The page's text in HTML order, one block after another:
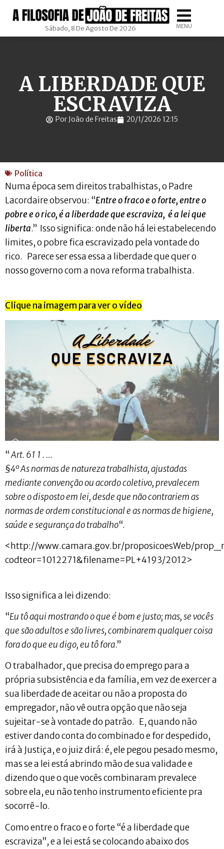
Sábado, 8 De Agosto De 2026 MENU
A LIBERDADE QUE
ESCRAVIZA
Por João de Freitas 20/1/2026 12:15
Política
Numa época sem direitos trabalhistas, o Padre
Lacordaire observou: “Entre o fraco e o forte, entre o
pobre e o rico, é a liberdade que escraviza, é a lei que
liberta.” Isso significa: onde não há lei estabelecendo
limites, o pobre fica escravizado pela vontade do
rico. Parece ser essa essa a liberdade que quer o
nosso governo com a nova reforma trabalhista.
Clique na imagem para ver o vídeo
“Art. 61 1 . …
§4º As normas de natureza trabalhista, ajustadas
mediante convenção ou acordo coletivo, prevalecem
sobre o disposto em lei, desde que não contrariem as
normas de ordem constitucional e as normas de higiene,
saúde e segurança do trabalho“.
<http://www.camara.gov.br/proposicoesWeb/
codteor=1012271&filename=PL+4193/2012>
Isso significa a lei dizendo:
“Eu tô aqui mostrando o que é bom e justo; mas, se vocês
que são adultos e são livres, combinarem qualquer coisa
fora do que eu digo, eu tô fora.”
O trabalhador, que precisa do emprego para a
própria subsistência e da família, em vez de exercer a
sua liberdade de aceitar ou não a proposta do
empregador, não vê outra opção que não seja
sujeitar-se à vontade do patrão. E, quando não
estiver dando conta do combinado e for despedido,
irá à Justiça, e o juiz dirá: é, ele pegou pesado mesmo,
mas se a lei está abrindo mão de sua validade e
dizendo que o que vocês combinaram prevalece
sobre ela, eu não tenho instrumento eficiente pra
socorrê-lo.
Como entre o fraco e o forte “é a liberdade que
escraviza”, e a lei está se colocando abaixo dos